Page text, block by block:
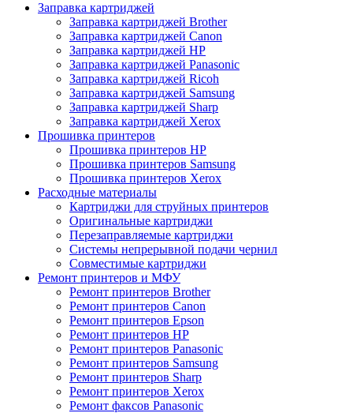
Заправка картриджей
Заправка картриджей Brother
Заправка картриджей Canon
Заправка картриджей HP
Заправка картриджей Panasonic
Заправка картриджей Ricoh
Заправка картриджей Samsung
Заправка картриджей Sharp
Заправка картриджей Xerox
Прошивка принтеров
Прошивка принтеров HP
Прошивка принтеров Samsung
Прошивка принтеров Xerox
Расходные материалы
Картриджи для струйных принтеров
Оригинальные картриджи
Перезаправляемые картриджи
Системы непрерывной подачи чернил
Совместимые картриджи
Ремонт принтеров и МФУ
Ремонт принтеров Brother
Ремонт принтеров Canon
Ремонт принтеров Epson
Ремонт принтеров HP
Ремонт принтеров Panasonic
Ремонт принтеров Samsung
Ремонт принтеров Sharp
Ремонт принтеров Xerox
Ремонт факсов Panasonic